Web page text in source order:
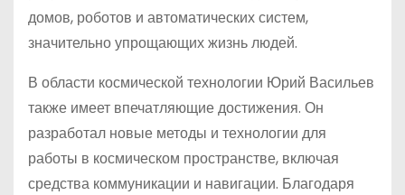
домов, роботов и автоматических систем,
значительно упрощающих жизнь людей.
В области космической технологии Юрий Васильев
также имеет впечатляющие достижения. Он
разработал новые методы и технологии для
работы в космическом пространстве, включая
средства коммуникации и навигации. Благодаря